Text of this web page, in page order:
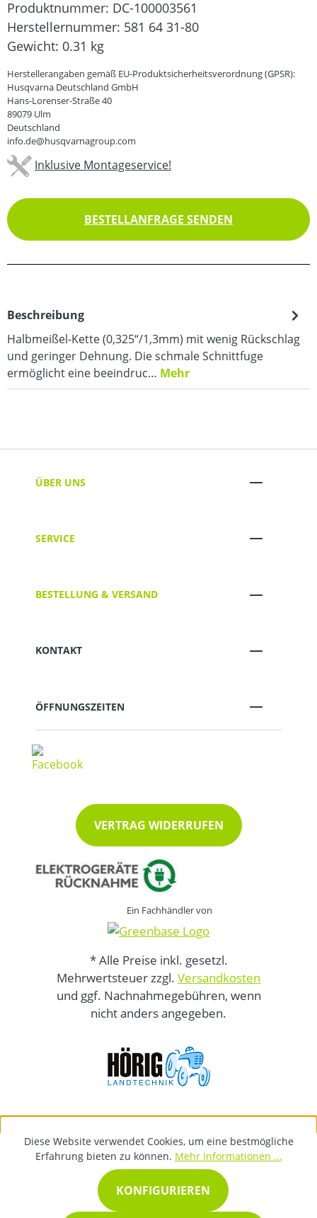
Produktnummer: DC-100003561
Herstellernummer: 581 64 31-80
Gewicht: 0.31 kg
Herstellerangaben gemäß EU-Produktsicherheitsverordnung (GPSR):
Husqvarna Deutschland GmbH
Hans-Lorenser-Straße 40
89079 Ulm
Deutschland
info.de@husqvarnagroup.com
Inklusive Montageservice!
BESTELLANFRAGE SENDEN
Beschreibung
Halbmeißel-Kette (0,325“/1,3mm) mit wenig Rückschlag
und geringer Dehnung. Die schmale Schnittfuge
ermöglicht eine beeindruc… Mehr
ÜBER UNS
SERVICE
BESTELLUNG & VERSAND
KONTAKT
ÖFFNUNGSZEITEN
VERTRAG WIDERRUFEN
Ein Fachhändler von
* Alle Preise inkl. gesetzl.
Mehrwertsteuer zzgl. Versandkosten
und ggf. Nachnahmegebühren, wenn
nicht anders angegeben.
Diese Website verwendet Cookies, um eine bestmögliche
Erfahrung bieten zu können. Mehr Informationen ...
KONFIGURIEREN